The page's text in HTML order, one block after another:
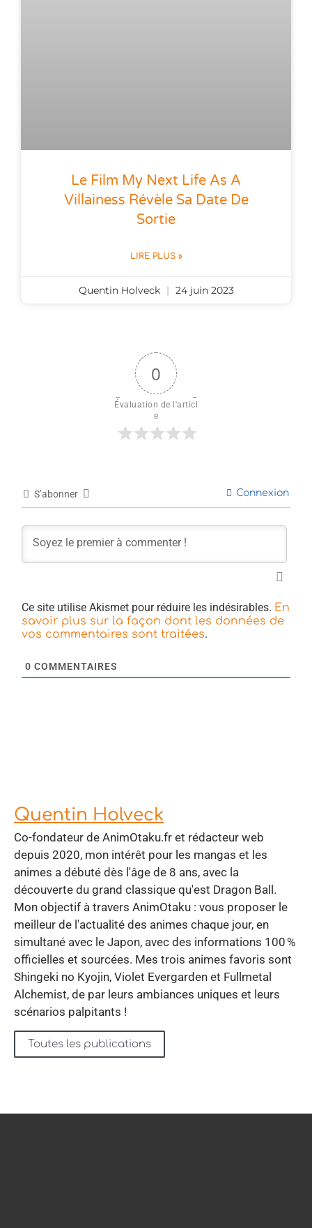
Le Film My Next Life As A
Villainess Révèle Sa Date De
Sortie
LIRE PLUS »
Quentin Holveck 24 juin 2023
0
Évaluation de l'articl
e
S’abonner Connexion
Ce site utilise Akismet pour réduire les indésirables. En
savoir plus sur la façon dont les données de
vos commentaires sont traitées.
0 COMMENTAIRES
Quentin Holveck
Co-fondateur de AnimOtaku.fr et rédacteur web
depuis 2020, mon intérêt pour les mangas et les
animes a débuté dès l'âge de 8 ans, avec la
découverte du grand classique qu'est Dragon Ball.
Mon objectif à travers AnimOtaku : vous proposer le
meilleur de l'actualité des animes chaque jour, en
simultané avec le Japon, avec des informations 100 %
officielles et sourcées. Mes trois animes favoris sont
Shingeki no Kyojin, Violet Evergarden et Fullmetal
Alchemist, de par leurs ambiances uniques et leurs
scénarios palpitants !
Toutes les publications